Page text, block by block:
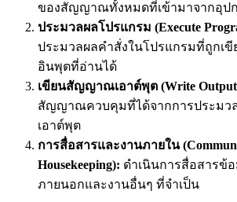
ของสัญญาณทั้งหมดที่เข้ามาจากอุป
ประมวลผลโปรแกรม (Execute
ประมวลผลคำสั่งในโปรแกรมที่ถูกเ
อินพุตที่อ่านได้
เขียนสัญญาณเอาต์พุต (Write
สัญญาณควบคุมที่ได้จากการประมว
เอาต์พุต
การสื่อสารและงานภายใน
Housekeeping): ดำเนินการสื่อสารข้
ภายนอกและงานอื่นๆ ที่จำเป็น